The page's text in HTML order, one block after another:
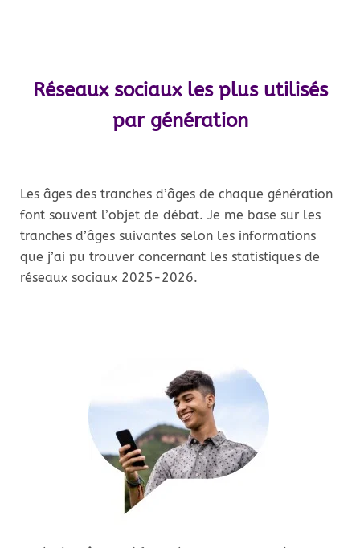
Réseaux sociaux les plus utilisés
par génération
Les âges des tranches d’âges de chaque génération
font souvent l’objet de débat. Je me base sur les
tranches d’âges suivantes selon les informations
que j’ai pu trouver concernant les statistiques de
réseaux sociaux 2025-2026.